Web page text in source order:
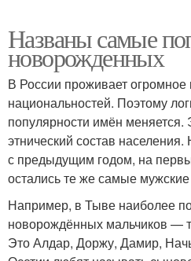
Названы самые
новорожденных
В России проживает огромное
национальностей. Поэтому
популярности имён меняется.
этнический состав
с предыдущим годом, на
остались те же самые
Например, в Тыве наиболее
новорождённых мальчиков —
Это Алдар, Доржу, Дамир,